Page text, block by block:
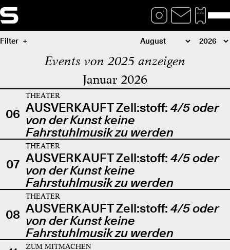
Filter
Events von 2025 anzeigen
Januar 2026
06
THEATER
AUSVERKAUFT Zell:stoff: 4/5 oder
von der Kunst keine
Fahrstuhlmusik zu werden
07
THEATER
AUSVERKAUFT Zell:stoff: 4/5 oder
von der Kunst keine
Fahrstuhlmusik zu werden
08
THEATER
AUSVERKAUFT Zell:stoff: 4/5 oder
von der Kunst keine
Fahrstuhlmusik zu werden
ZUM MITMACHEN